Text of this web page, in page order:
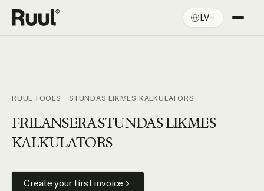
Ruul sākums LV
Resursi
RUUL TOOLS - STUNDAS LIKMES KALKULATORS
FRĪLANSERA STUNDAS LIKMES
KALKULATORS
Create your first invoice